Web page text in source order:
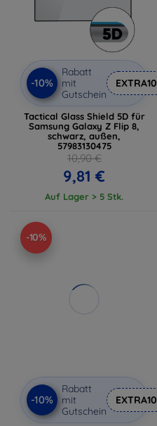
-10%
Rabatt
mit
Gutschein
EXTRA10
Tactical Glass Shield 5D für
Samsung Galaxy Z Flip 8,
schwarz, außen,
57983130475
10,90 €
9,81 €
Auf Lager > 5 Stk.
-10%
-10%
Rabatt
mit
Gutschein
EXTRA10